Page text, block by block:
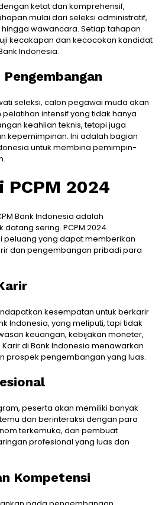
ketat dan komprehensif,
mulai dari seleksi administratif,
hingga wawancara. Setiap tahapan
kecakapan dan kecocokan kandidat
Indonesia.
seleksi, calon pegawai muda akan
intensif yang tidak hanya
keahlian teknis, tetapi juga
kepemimpinan. Ini adalah bagian
untuk membina pemimpin-
PCPM 2024
Bank Indonesia adalah
sering. PCPM 2024
yang dapat memberikan
dan pengembangan pribadi para
kesempatan untuk berkarir
Indonesia, yang meliputi, tapi tidak
keuangan, kebijakan moneter,
di Bank Indonesia menawarkan
prospek pengembangan yang luas.
peserta akan memiliki banyak
dan berinteraksi dengan para
terkemuka, dan pembuat
profesional yang luas dan
Kompetensi